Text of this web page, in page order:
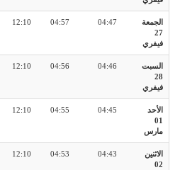
الجمعة
27
فيفري
04:47
04:57
12:10
السبت
28
فيفري
04:46
04:56
12:10
الأحد
01
مارس
04:45
04:55
12:10
الاثنين
02
04:43
04:53
12:10